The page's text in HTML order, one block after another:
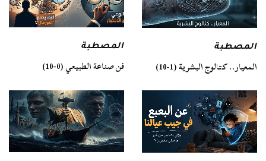
المصطبة
المعيار.. كتالوج البشرية (1-10)
المصطبة
فن صناعة الطبيعي (0-10)